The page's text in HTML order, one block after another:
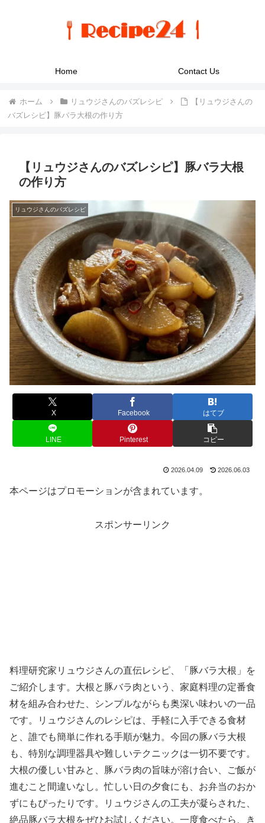
Home Contact Us
ホーム リュウジさんのバズレシピ
【リュウジさんの
バズレシピ】豚バラ大根の作り方
【リュウジさんのバズレシピ】豚バラ大根
の作り方
リュウジさんのバズレシピ
X Facebook はてブ
LINE Pinterest コピー
2026.04.09 2026.06.03
本ページはプロモーションが含まれています。
スポンサーリンク
料理研究家リュウジさんの直伝レシピ、「豚バラ大根」を
ご紹介します。大根と豚バラ肉という、家庭料理の定番食
材を組み合わせた、シンプルながらも奥深い味わいの一品
です。リュウジさんのレシピは、手軽に入手できる食材
と、誰でも簡単に作れる手順が魅力。今回の豚バラ大根
も、特別な調理器具や難しいテクニックは一切不要です。
大根の優しい甘みと、豚バラ肉の旨味が溶け合い、ご飯が
進むこと間違いなし。忙しい日の夕食にも、お弁当のおか
ずにもぴったりです。リュウジさんの工夫が凝らされた、
絶品豚バラ大根をぜひお試しください。一度食べたら、き